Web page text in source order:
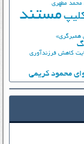
محمد مطهری
مستند
همبرگری»
کاهش فرزندآوری
محمود کریمی